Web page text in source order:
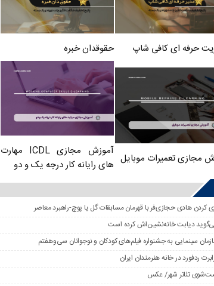
حرفه ای کافی شاپ حقوقدان خبره
مجازی تعمیرات موبایل
آموزش مجازی ICDL مهارت
های رایانه کار درجه یک و دو
کردن هادی حجازی‌فر با قهرمان مسابقات گل یا پوچ-راهبرد معاصر
دیابت خانه‌نشین‌اش کرده است
سینمایی به جشنواره فیلم‌های کودکان و نوجوانان سی‌وهفتم
ردفورد در خانه هنرمندان ایران
تئاتر شهر/ عکس